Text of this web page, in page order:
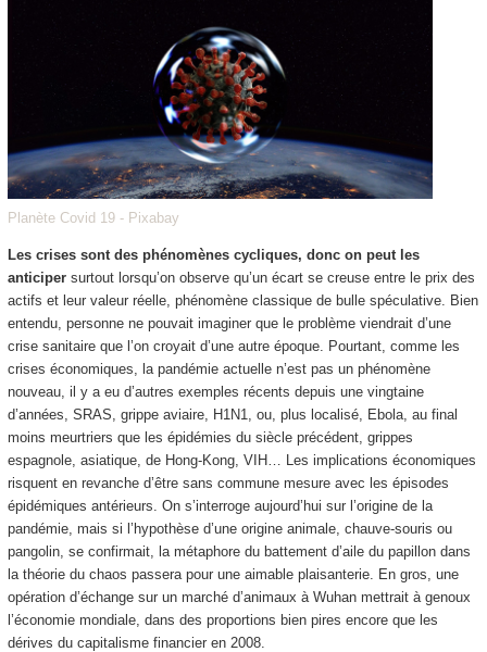
Planète Covid 19 - Pixabay
Les crises sont des phénomènes cycliques, donc on peut les
anticipersurtout lorsqu’on observe qu’un écart se creuse entre le prix des
actifs et leur valeur réelle, phénomène classique de bulle spéculative. Bien
entendu, personne ne pouvait imaginer que le problème viendrait d’une
crise sanitaire que l’on croyait d’une autre époque. Pourtant, comme les
crises économiques, la pandémie actuelle n’est pas un phénomène
nouveau, il y a eu d’autres exemples récents depuis une vingtaine
d’années, SRAS, grippe aviaire, H1N1, ou, plus localisé, Ebola, au final
moins meurtriers que les épidémies du siècle précédent, grippes
espagnole, asiatique, de Hong-Kong, VIH… Les implications économiques
risquent en revanche d’être sans commune mesure avec les épisodes
épidémiques antérieurs. On s’interroge aujourd’hui sur l’origine de la
pandémie, mais si l’hypothèse d’une origine animale, chauve-souris ou
pangolin, se confirmait, la métaphore du battement d’aile du papillon dans
la théorie du chaos passera pour une aimable plaisanterie. En gros, une
opération d’échange sur un marché d’animaux à Wuhan mettrait à genoux
l’économie mondiale, dans des proportions bien pires encore que les
dérives du capitalisme financier en 2008.